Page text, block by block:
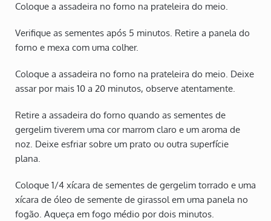
Coloque a assadeira no forno na prateleira do meio.
Verifique as sementes após 5 minutos. Retire a panela do
forno e mexa com uma colher.
Coloque a assadeira no forno na prateleira do meio. Deixe
assar por mais 10 a 20 minutos, observe atentamente.
Retire a assadeira do forno quando as sementes de
gergelim tiverem uma cor marrom claro e um aroma de
noz. Deixe esfriar sobre um prato ou outra superfície
plana.
Coloque 1/4 xícara de sementes de gergelim torrado e uma
xícara de óleo de semente de girassol em uma panela no
fogão. Aqueça em fogo médio por dois minutos.